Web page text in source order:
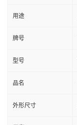
用途
牌号
型号
品名
外形尺寸